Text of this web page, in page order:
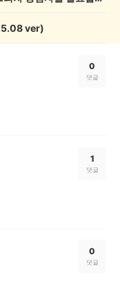
ver)
0
댓글
1
댓글
0
댓글